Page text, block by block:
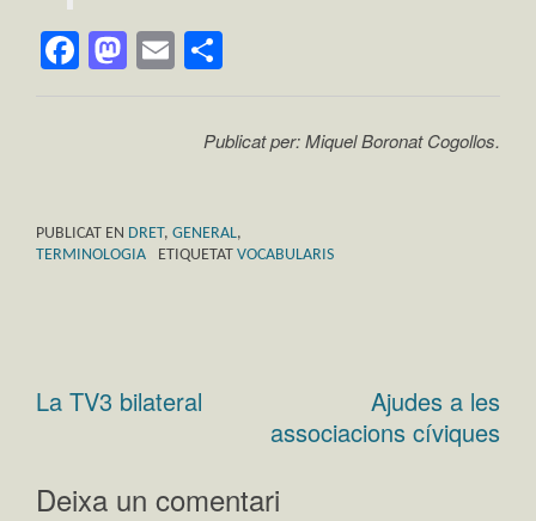
Facebook
Mastodon
Email
Publicat per: Miquel Boronat Cogollos.
PUBLICAT EN DRET, GENERAL,
TERMINOLOGIA
ETIQUETAT VOCABULARIS
La TV3 bilateral
Ajudes a les
associacions cíviques
Deixa un comentari